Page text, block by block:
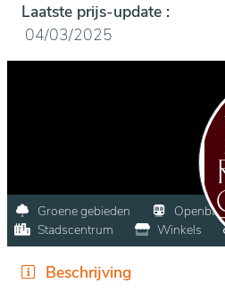
Laatste prijs-update :
04/03/2025
Groene gebieden
Stadscentrum
Winkels
Beschrijving